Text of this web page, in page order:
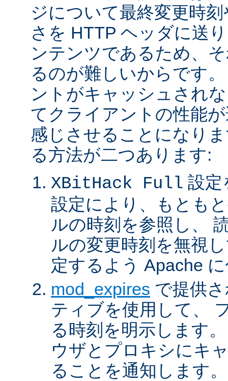
ジについて最終変更時
さを HTTP ヘッダに送
ンテンツであるため、
るのが難しいからです
ントがキャッシュされ
てクライアントの性能
感じさせることになり
る方法が二つあります:
XBitHack Full 設定
設定により、もとも
ルの時刻を参照し、
ルの変更時刻を無視
定するよう Apache
mod_expires で提供
ティブを使用して、
る時刻を明示します
ウザとプロキシにキ
ることを通知します。